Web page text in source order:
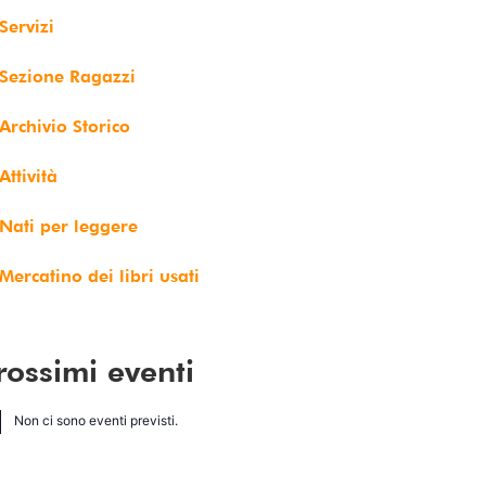
Servizi
Sezione Ragazzi
Archivio Storico
Attività
Nati per leggere
Mercatino dei libri usati
eventi
Non ci sono eventi previsti.